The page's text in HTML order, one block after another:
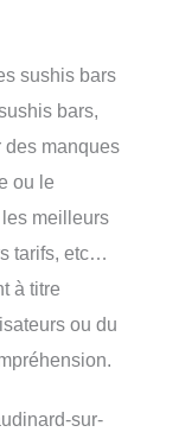
sushis bars
bars,
des manques
ou le
meilleurs
tarifs, etc…
à titre
ou du
sur-